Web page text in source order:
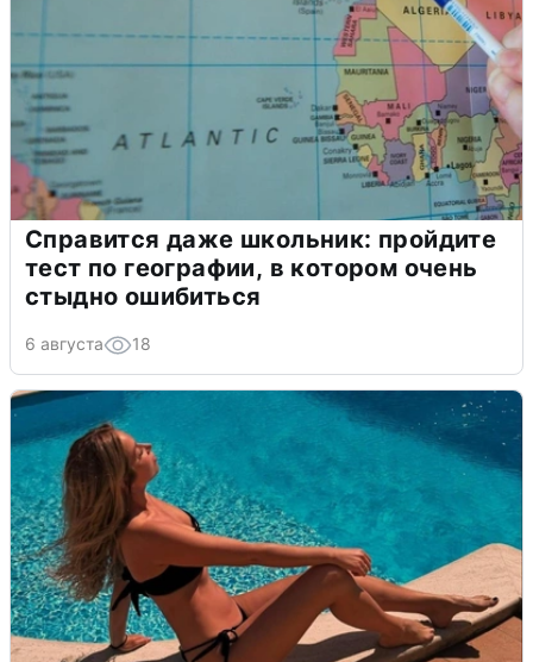
Справится даже школьник: пройдите
тест по географии, в котором очень
стыдно ошибиться
6 августа 18